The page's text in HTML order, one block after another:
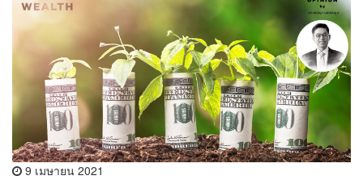
9 เมษายน 2021